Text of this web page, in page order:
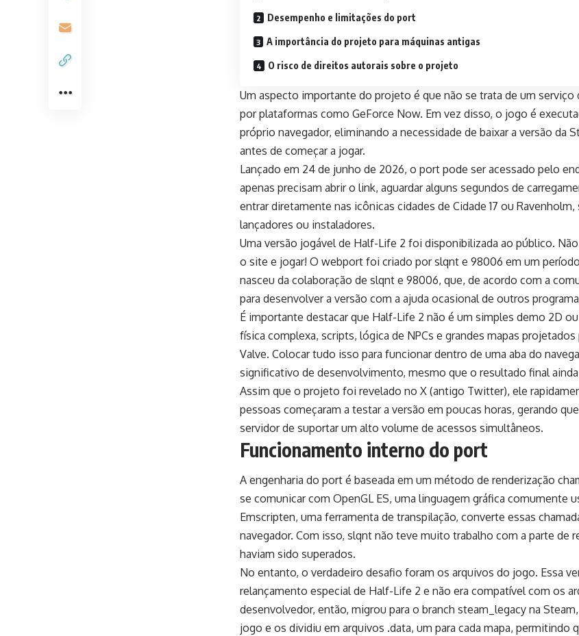
Desempenho e limitações do port
A importância do projeto para máquinas antigas
O risco de direitos autorais sobre o projeto
Um aspecto importante do projeto é que não se trata de um
por plataformas como GeForce Now. Em vez disso, o jogo é
próprio navegador, eliminando a necessidade de baixar a versão da
antes de começar a jogar.
Lançado em 24 de junho de 2026, o port pode ser acessado pelo
apenas precisam abrir o link, aguardar alguns segundos de
entrar diretamente nas icônicas cidades de Cidade 17 ou
lançadores ou instaladores.
Uma versão jogável de Half-Life 2 foi disponibilizada ao público.
o site e jogar! O webport foi criado por slqnt e 98006 em um
nasceu da colaboração de slqnt e 98006, que, de acordo com a
para desenvolver a versão com a ajuda ocasional de outros
É importante destacar que Half-Life 2 não é um simples demo 2D
física complexa, scripts, lógica de NPCs e grandes mapas
Valve. Colocar tudo isso para funcionar dentro de uma aba do
significativo de desenvolvimento, mesmo que o resultado final
Assim que o projeto foi revelado no X (antigo Twitter), ele
pessoas começaram a testar a versão em poucas horas, gerando
servidor de suportar um alto volume de acessos simultâneos.
Funcionamento interno do port
A engenharia do port é baseada em um método de renderização
se comunicar com OpenGL ES, uma linguagem gráfica comumente
Emscripten, uma ferramenta de transpilação, converte essas
navegador. Com isso, slqnt não teve muito trabalho com a parte de
haviam sido superados.
No entanto, o verdadeiro desafio foram os arquivos do jogo. Essa
relançamento especial de Half-Life 2 e não era compatível com os
desenvolvedor, então, migrou para o branch steam_legacy na
jogo e os dividiu em arquivos .data, um para cada mapa, permitindo